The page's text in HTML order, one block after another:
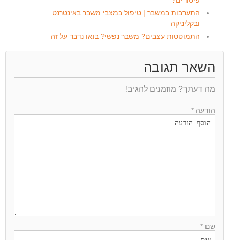
התערבות במשבר | טיפול במצבי משבר באינטרנט
ובקליניקה
התמוטטות עצבים? משבר נפשי? בואו נדבר על זה
השאר תגובה
מה דעתך? מוזמנים להגיב!
הודעה *
שם *